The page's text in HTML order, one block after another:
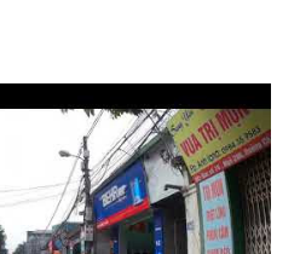
2 ô tô tránh nhau. Đường và vỉa
tích mặt bằng 132m2, mặt tiền
đỏ chính chủ. Giá bán: 9.5 tỷ,
chí mua. Quý khách hàng
Ngọc Trì, Thạch Bàn. Vui